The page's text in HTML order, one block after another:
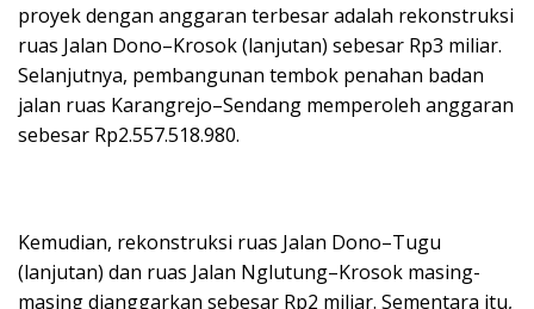
proyek dengan anggaran terbesar adalah rekonstruksi
ruas Jalan Dono–Krosok (lanjutan) sebesar Rp3 miliar.
Selanjutnya, pembangunan tembok penahan badan
jalan ruas Karangrejo–Sendang memperoleh anggaran
sebesar Rp2.557.518.980.
Kemudian, rekonstruksi ruas Jalan Dono–Tugu
(lanjutan) dan ruas Jalan Nglutung–Krosok masing-
masing dianggarkan sebesar Rp2 miliar. Sementara itu,